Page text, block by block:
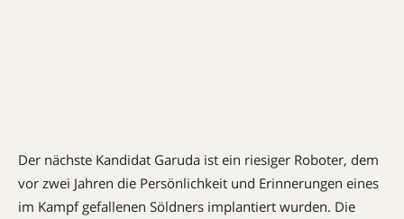
Der nächste Kandidat Garuda ist ein riesiger Roboter, dem
vor zwei Jahren die Persönlichkeit und Erinnerungen eines
im Kampf gefallenen Söldners implantiert wurden. Die